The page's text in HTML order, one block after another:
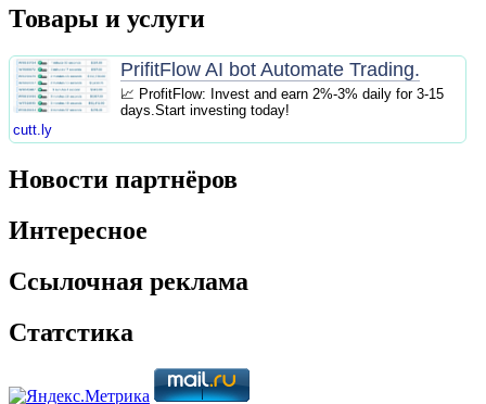
Товары и услуги
PrifitFlow AI bot Automate Trading.
📈 ProfitFlow: Invest and earn 2%-3% daily for 3-15
days.Start investing today!
cutt.ly
Новости партнёров
Интересное
Ссылочная реклама
Статстика